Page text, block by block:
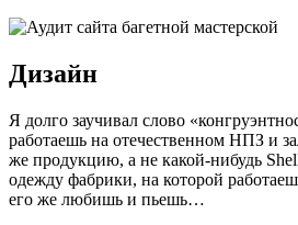
Дизайн
Я долго заучивал слово
работаешь на отечественном НПЗ и
же продукцию, а не какой-нибудь
одежду фабрики, на которой
его же любишь и пьешь…